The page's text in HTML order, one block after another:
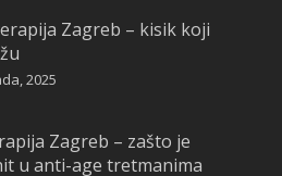
Zagreb – kisik koji
2025
Zagreb – zašto je
u anti-age tretmanima